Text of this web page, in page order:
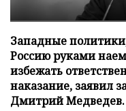
Западные
Россию руками
избежать
наказание, заявил
Дмитрий Медведев.